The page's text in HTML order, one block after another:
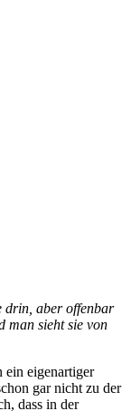
aber offenbar
man sieht sie von
ein eigenartiger
gar nicht zu der
dass in der